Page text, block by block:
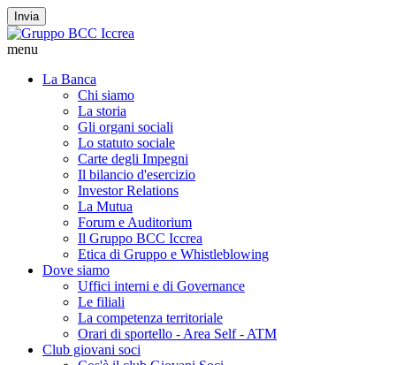
Invia
menu
La Banca
Chi siamo
La storia
Gli organi sociali
Lo statuto sociale
Carte degli Impegni
Il bilancio d'esercizio
Investor Relations
La Mutua
Forum e Auditorium
Il Gruppo BCC Iccrea
Etica di Gruppo e Whistleblowing
Dove siamo
Uffici interni e di Governance
Le filiali
La competenza territoriale
Orari di sportello - Area Self - ATM
Club giovani soci